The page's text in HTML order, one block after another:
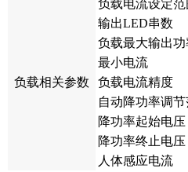
负载相关参数
负载电流设定范
输出LED串数
负载最大输出功
最小电流
负载电流精度
自动降功率调节
降功率起始电压
降功率终止电压
人体感应电流